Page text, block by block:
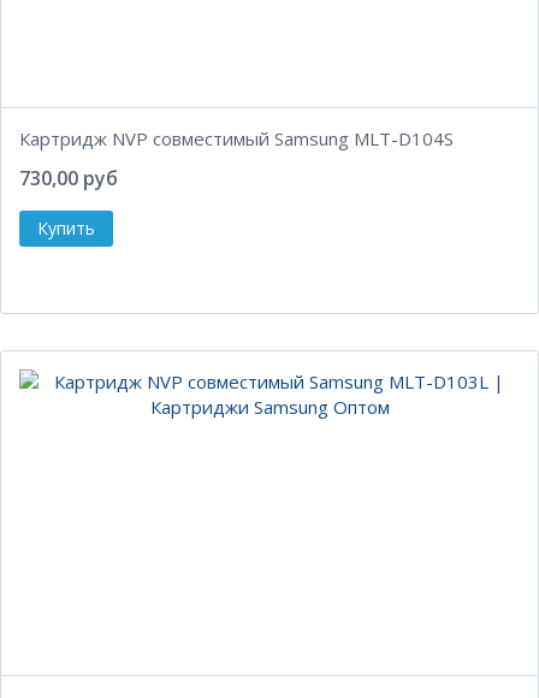
Картридж NVP совместимый Samsung MLT-D104S
730,00 руб